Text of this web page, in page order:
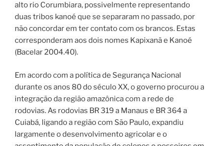
alto rio Corumbiara, possivelmente representando
duas tribos kanoé que se separaram no passado, por
não concordar em ter contato com os brancos. Estas
corresponderam aos dois nomes Kapixanã e Kanoé
(Bacelar 2004.40).
Em acordo com a política de Segurança Nacional
durante os anos 80 do século XX, o governo procurou a
integração da região amazônica com a rede de
rodovias. As rodovias BR 319 a Manaus e BR 364 a
Cuiabá, ligando a região com São Paulo, expandiu
largamente o desenvolvimento agricolar e o